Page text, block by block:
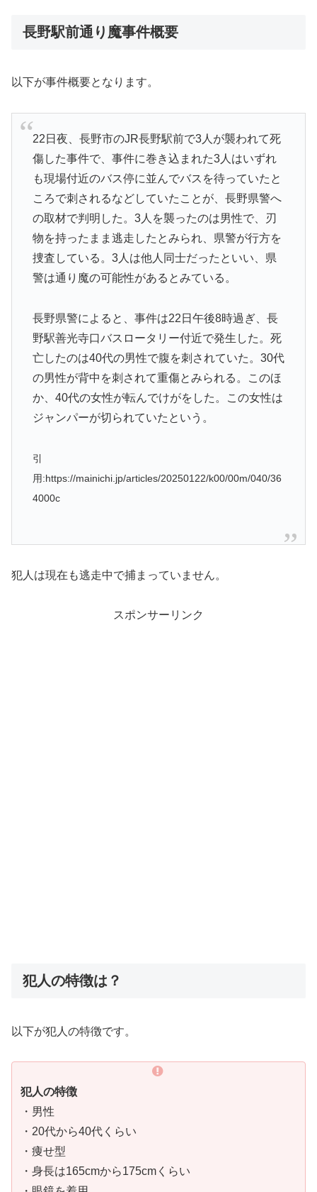
長野駅前通り魔事件概要
以下が事件概要となります。
22日夜、長野市のJR長野駅前で3人が襲われて死
傷した事件で、事件に巻き込まれた3人はいずれ
も現場付近のバス停に並んでバスを待っていたと
ころで刺されるなどしていたことが、長野県警へ
の取材で判明した。3人を襲ったのは男性で、刃
物を持ったまま逃走したとみられ、県警が行方を
捜査している。3人は他人同士だったといい、県
警は通り魔の可能性があるとみている。
長野県警によると、事件は22日午後8時過ぎ、長
野駅善光寺口バスロータリー付近で発生した。死
亡したのは40代の男性で腹を刺されていた。30代
の男性が背中を刺されて重傷とみられる。このほ
か、40代の女性が転んでけがをした。この女性は
ジャンパーが切られていたという。
引
用:https://mainichi.jp/articles/20250122/k00/00m/040/36
4000c
犯人は現在も逃走中で捕まっていません。
スポンサーリンク
犯人の特徴は？
以下が犯人の特徴です。
犯人の特徴
・男性
・20代から40代くらい
・痩せ型
・身長は165cmから175cmくらい